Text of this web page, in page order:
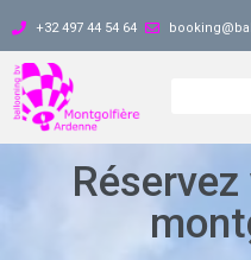
+32 497 44 54 64